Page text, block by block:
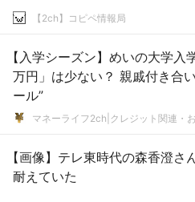
【2ch】コピペ情報局
【入学シーズン】めいの大学入
万円」は少ない？ 親戚付き合
ール”
マネーライフ2ch|クレジット関連・
【画像】テレ東時代の森香澄
耐えていた